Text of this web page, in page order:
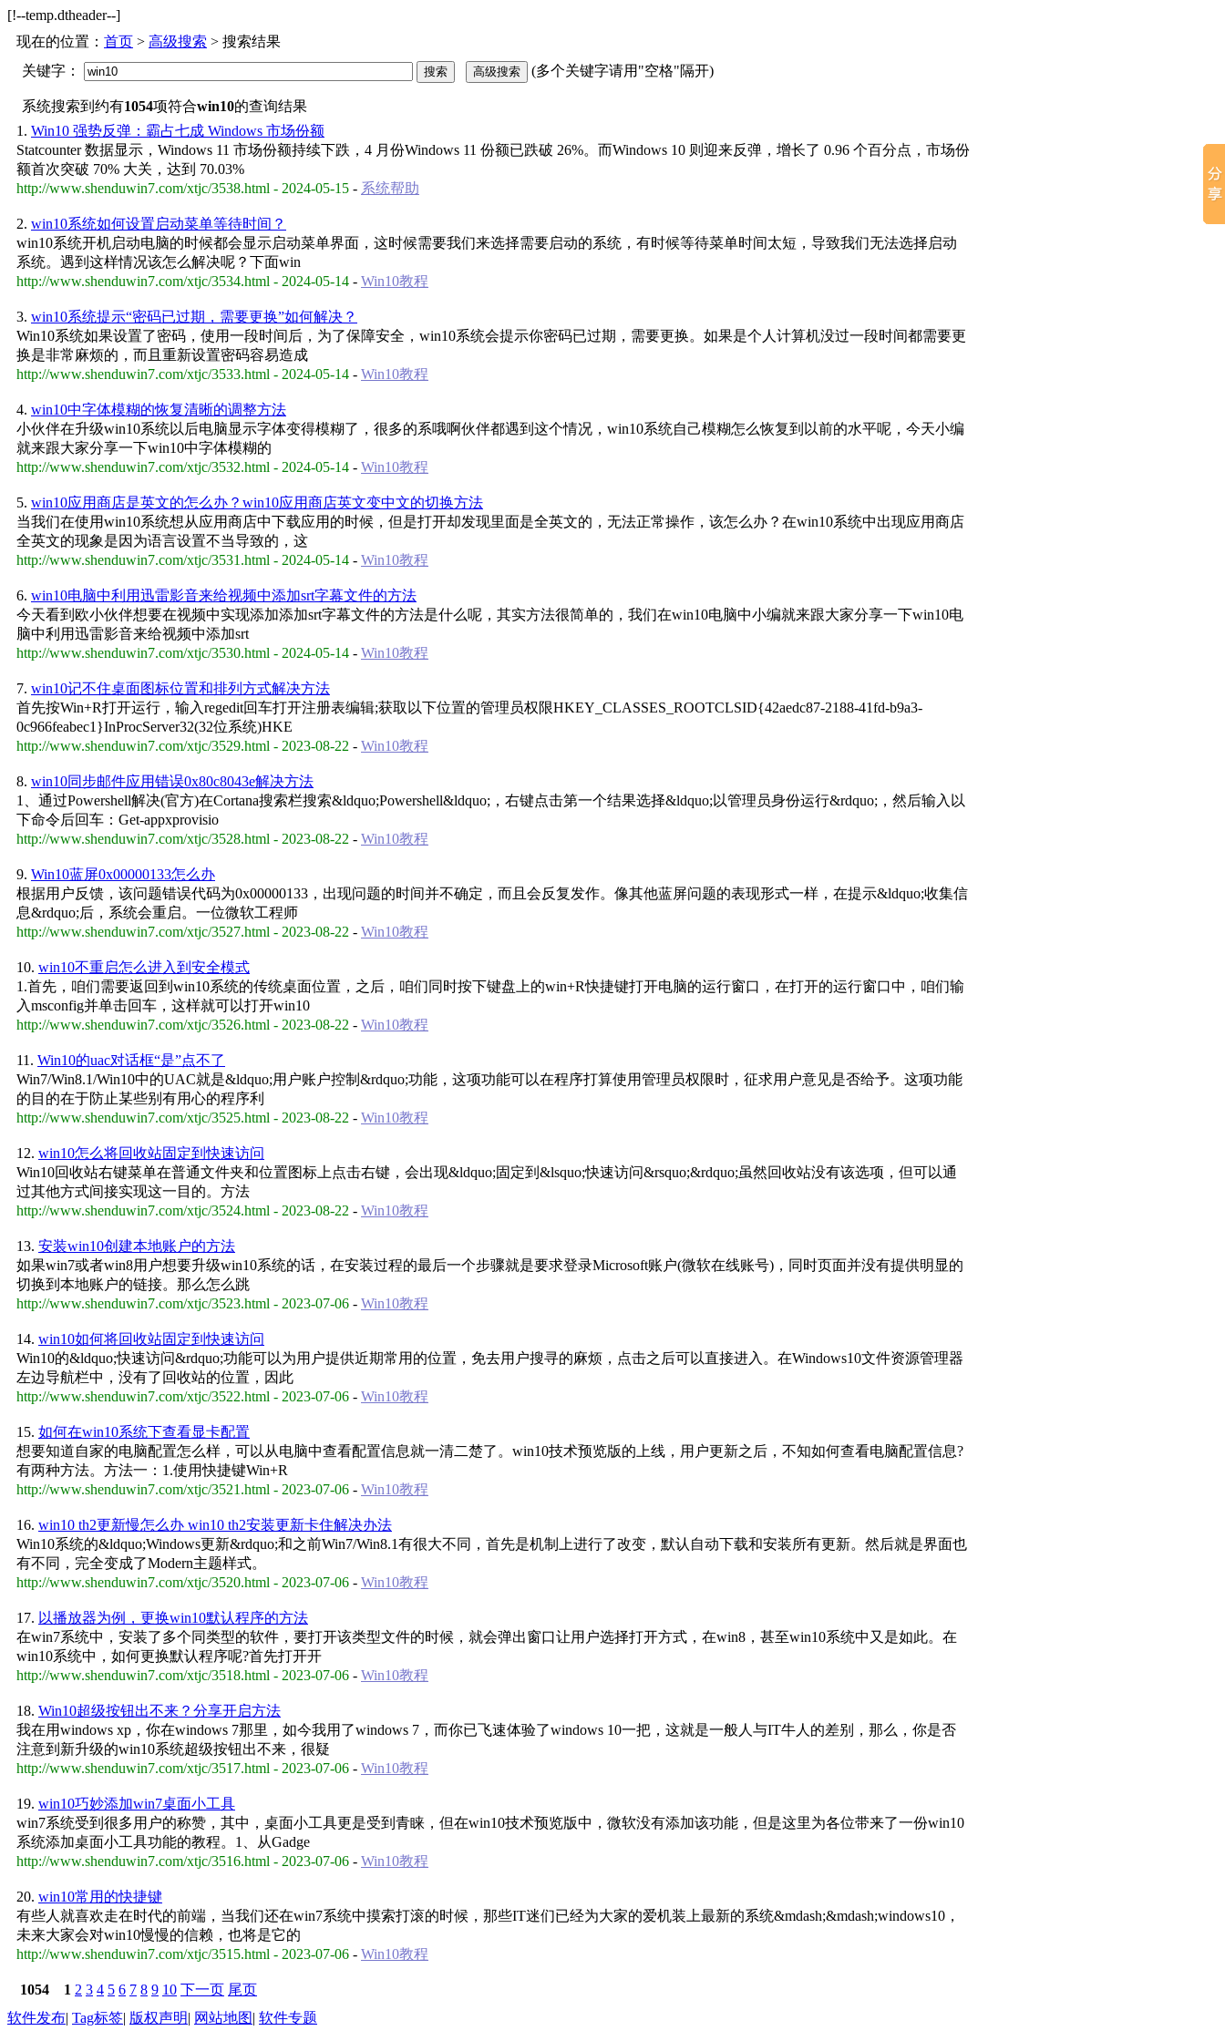
[!--temp.dtheader--]
现在的位置： 首页 > 高级搜索 > 搜索结果
关键字：
(多个关键字请用"空格"隔开)
系统搜索到约有1054项符合win10的查询结果
1. Win10 强势反弹：霸占七成 Windows 市场份额
Statcounter 数据显示，Windows 11 市场份额持续下跌，4 月份Windows 11 份额已跌破 26%。而Windows 10 则迎来反弹，增长了 0.96 个百分点，市场份
额首次突破 70% 大关，达到 70.03%
http://www.shenduwin7.com/xtjc/3538.html - 2024-05-15 - 系统帮助
2. win10系统如何设置启动菜单等待时间？
win10系统开机启动电脑的时候都会显示启动菜单界面，这时候需要我们来选择需要启动的系统，有时候等待菜单时间太短，导致我们无法选择启动
系统。遇到这样情况该怎么解决呢？下面win
http://www.shenduwin7.com/xtjc/3534.html - 2024-05-14 - Win10教程
3. win10系统提示“密码已过期，需要更换”如何解决？
Win10系统如果设置了密码，使用一段时间后，为了保障安全，win10系统会提示你密码已过期，需要更换。如果是个人计算机没过一段时间都需要更
换是非常麻烦的，而且重新设置密码容易造成
http://www.shenduwin7.com/xtjc/3533.html - 2024-05-14 - Win10教程
4. win10中字体模糊的恢复清晰的调整方法
小伙伴在升级win10系统以后电脑显示字体变得模糊了，很多的系哦啊伙伴都遇到这个情况，win10系统自己模糊怎么恢复到以前的水平呢，今天小编
就来跟大家分享一下win10中字体模糊的
http://www.shenduwin7.com/xtjc/3532.html - 2024-05-14 - Win10教程
5. win10应用商店是英文的怎么办？win10应用商店英文变中文的切换方法
当我们在使用win10系统想从应用商店中下载应用的时候，但是打开却发现里面是全英文的，无法正常操作，该怎么办？在win10系统中出现应用商店
全英文的现象是因为语言设置不当导致的，这
http://www.shenduwin7.com/xtjc/3531.html - 2024-05-14 - Win10教程
6. win10电脑中利用迅雷影音来给视频中添加srt字幕文件的方法
今天看到欧小伙伴想要在视频中实现添加添加srt字幕文件的方法是什么呢，其实方法很简单的，我们在win10电脑中小编就来跟大家分享一下win10电
脑中利用迅雷影音来给视频中添加srt
http://www.shenduwin7.com/xtjc/3530.html - 2024-05-14 - Win10教程
7. win10记不住桌面图标位置和排列方式解决方法
首先按Win+R打开运行，输入regedit回车打开注册表编辑;获取以下位置的管理员权限HKEY_CLASSES_ROOTCLSID{42aedc87-2188-41fd-b9a3-
0c966feabec1}InProcServer32(32位系统)HKE
http://www.shenduwin7.com/xtjc/3529.html - 2023-08-22 - Win10教程
8. win10同步邮件应用错误0x80c8043e解决方法
1、通过Powershell解决(官方)在Cortana搜索栏搜索&ldquo;Powershell&ldquo;，右键点击第一个结果选择&ldquo;以管理员身份运行&rdquo;，然后输入以
下命令后回车：Get-appxprovisio
http://www.shenduwin7.com/xtjc/3528.html - 2023-08-22 - Win10教程
9. Win10蓝屏0x00000133怎么办
根据用户反馈，该问题错误代码为0x00000133，出现问题的时间并不确定，而且会反复发作。像其他蓝屏问题的表现形式一样，在提示&ldquo;收集信
息&rdquo;后，系统会重启。一位微软工程师
http://www.shenduwin7.com/xtjc/3527.html - 2023-08-22 - Win10教程
10. win10不重启怎么进入到安全模式
1.首先，咱们需要返回到win10系统的传统桌面位置，之后，咱们同时按下键盘上的win+R快捷键打开电脑的运行窗口，在打开的运行窗口中，咱们输
入msconfig并单击回车，这样就可以打开win10
http://www.shenduwin7.com/xtjc/3526.html - 2023-08-22 - Win10教程
11. Win10的uac对话框“是”点不了
Win7/Win8.1/Win10中的UAC就是&ldquo;用户账户控制&rdquo;功能，这项功能可以在程序打算使用管理员权限时，征求用户意见是否给予。这项功能
的目的在于防止某些别有用心的程序利
http://www.shenduwin7.com/xtjc/3525.html - 2023-08-22 - Win10教程
12. win10怎么将回收站固定到快速访问
Win10回收站右键菜单在普通文件夹和位置图标上点击右键，会出现&ldquo;固定到&lsquo;快速访问&rsquo;&rdquo;虽然回收站没有该选项，但可以通
过其他方式间接实现这一目的。方法
http://www.shenduwin7.com/xtjc/3524.html - 2023-08-22 - Win10教程
13. 安装win10创建本地账户的方法
如果win7或者win8用户想要升级win10系统的话，在安装过程的最后一个步骤就是要求登录Microsoft账户(微软在线账号)，同时页面并没有提供明显的
切换到本地账户的链接。那么怎么跳
http://www.shenduwin7.com/xtjc/3523.html - 2023-07-06 - Win10教程
14. win10如何将回收站固定到快速访问
Win10的&ldquo;快速访问&rdquo;功能可以为用户提供近期常用的位置，免去用户搜寻的麻烦，点击之后可以直接进入。在Windows10文件资源管理器
左边导航栏中，没有了回收站的位置，因此
http://www.shenduwin7.com/xtjc/3522.html - 2023-07-06 - Win10教程
15. 如何在win10系统下查看显卡配置
想要知道自家的电脑配置怎么样，可以从电脑中查看配置信息就一清二楚了。win10技术预览版的上线，用户更新之后，不知如何查看电脑配置信息?
有两种方法。方法一：1.使用快捷键Win+R
http://www.shenduwin7.com/xtjc/3521.html - 2023-07-06 - Win10教程
16. win10 th2更新慢怎么办 win10 th2安装更新卡住解决办法
Win10系统的&ldquo;Windows更新&rdquo;和之前Win7/Win8.1有很大不同，首先是机制上进行了改变，默认自动下载和安装所有更新。然后就是界面也
有不同，完全变成了Modern主题样式。
http://www.shenduwin7.com/xtjc/3520.html - 2023-07-06 - Win10教程
17. 以播放器为例，更换win10默认程序的方法
在win7系统中，安装了多个同类型的软件，要打开该类型文件的时候，就会弹出窗口让用户选择打开方式，在win8，甚至win10系统中又是如此。在
win10系统中，如何更换默认程序呢?首先打开开
http://www.shenduwin7.com/xtjc/3518.html - 2023-07-06 - Win10教程
18. Win10超级按钮出不来？分享开启方法
我在用windows xp，你在windows 7那里，如今我用了windows 7，而你已飞速体验了windows 10一把，这就是一般人与IT牛人的差别，那么，你是否
注意到新升级的win10系统超级按钮出不来，很疑
http://www.shenduwin7.com/xtjc/3517.html - 2023-07-06 - Win10教程
19. win10巧妙添加win7桌面小工具
win7系统受到很多用户的称赞，其中，桌面小工具更是受到青睐，但在win10技术预览版中，微软没有添加该功能，但是这里为各位带来了一份win10
系统添加桌面小工具功能的教程。1、从Gadge
http://www.shenduwin7.com/xtjc/3516.html - 2023-07-06 - Win10教程
20. win10常用的快捷键
有些人就喜欢走在时代的前端，当我们还在win7系统中摸索打滚的时候，那些IT迷们已经为大家的爱机装上最新的系统&mdash;&mdash;windows10，
未来大家会对win10慢慢的信赖，也将是它的
http://www.shenduwin7.com/xtjc/3515.html - 2023-07-06 - Win10教程
1054 1 2 3 4 5 6 7 8 9 10 下一页 尾页
软件发布| Tag标签| 版权声明| 网站地图| 软件专题